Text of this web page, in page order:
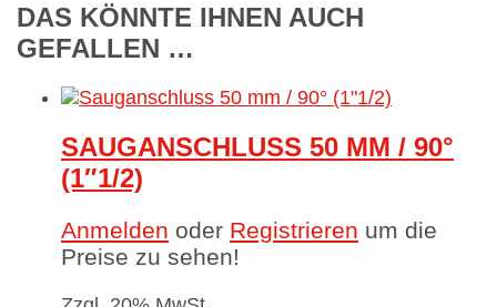
DAS KÖNNTE IHNEN AUCH
GEFALLEN …
SAUGANSCHLUSS 50 MM / 90°
(1″1/2)
Anmelden oder Registrieren um die
Preise zu sehen!